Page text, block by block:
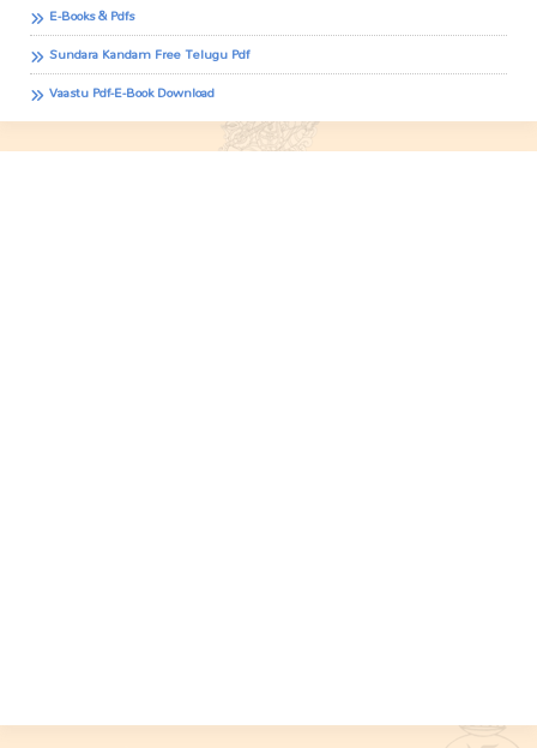
E-Books & Pdfs
Sundara Kandam Free Telugu Pdf
Vaastu Pdf-E-Book Download